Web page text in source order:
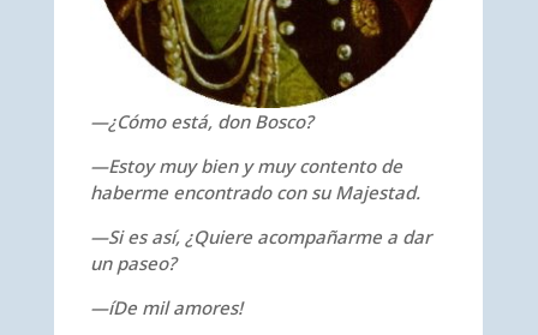
—¿Cómo está, don Bosco?
—Estoy muy bien y muy contento de
haberme encontrado con su Majestad.
—Si es así, ¿Quiere acompañarme a dar
un paseo?
—íDe mil amores!